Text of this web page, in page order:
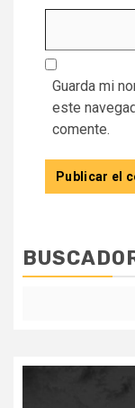
Guarda mi
este
comente.